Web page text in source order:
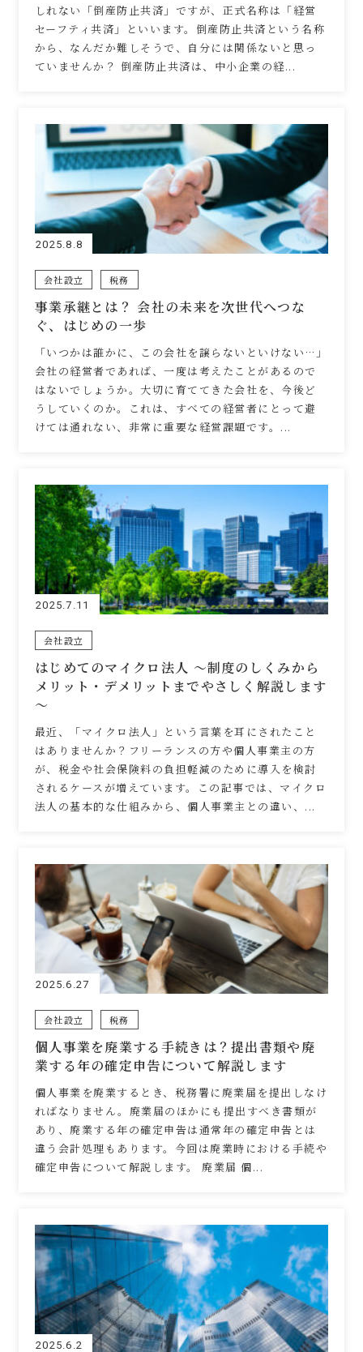
しれない「倒産防止共済」ですが、正式名称は「経営
セーフティ共済」といいます。倒産防止共済という名称
から、なんだか難しそうで、自分には関係ないと思っ
ていませんか？ 倒産防止共済は、中小企業の経...
2025.8.8
会社設立 税務
事業承継とは？ 会社の未来を次世代へつな
ぐ、はじめの一歩
「いつかは誰かに、この会社を譲らないといけない…」
会社の経営者であれば、一度は考えたことがあるので
はないでしょうか。大切に育ててきた会社を、今後ど
うしていくのか。これは、すべての経営者にとって避
けては通れない、非常に重要な経営課題です。...
2025.7.11
会社設立
はじめてのマイクロ法人 ～制度のしくみから
メリット・デメリットまでやさしく解説します
～
最近、「マイクロ法人」という言葉を耳にされたこと
はありませんか？フリーランスの方や個人事業主の方
が、税金や社会保険料の負担軽減のために導入を検討
されるケースが増えています。この記事では、マイクロ
法人の基本的な仕組みから、個人事業主との違い、...
2025.6.27
会社設立 税務
個人事業を廃業する手続きは？提出書類や廃
業する年の確定申告について解説します
個人事業を廃業するとき、税務署に廃業届を提出しなけ
ればなりません。廃業届のほかにも提出すべき書類が
あり、廃業する年の確定申告は通常年の確定申告とは
違う会計処理もあります。今回は廃業時における手続や
確定申告について解説します。 廃業届 個...
2025.6.2